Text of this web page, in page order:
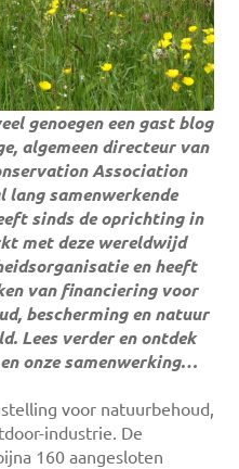
genoegen een gast blog
algemeen directeur van
Association
lang samenwerkende
sinds de oprichting in
met deze wereldwijd
en heeft
van financiering voor
bescherming en natuur
Lees verder en ontdek
onze samenwerking…
voor natuurbehoud,
industrie. De
160 aangesloten